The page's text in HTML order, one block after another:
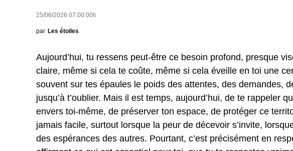
25/06/2026 07:00:00h
par Les étoiles
Aujourd’hui, tu ressens peut-être ce besoin profond, presque
claire, même si cela te coûte, même si cela éveille en toi une
souvent sur tes épaules le poids des attentes, des demandes,
jusqu’à t’oublier. Mais il est temps, aujourd’hui, de te rappeler
envers toi-même, de préserver ton espace, de protéger ce
jamais facile, surtout lorsque la peur de décevoir s’invite,
des espérances des autres. Pourtant, c’est précisément en